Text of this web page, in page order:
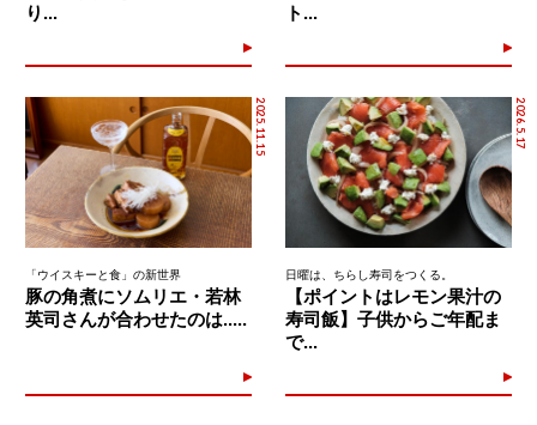
り...
ト...
2025.11.15
「ウイスキーと食」の新世界
豚の角煮にソムリエ・若林
英司さんが合わせたのは.....
2026.5.17
日曜は、ちらし寿司をつくる。
【ポイントはレモン果汁の
寿司飯】子供からご年配ま
で...